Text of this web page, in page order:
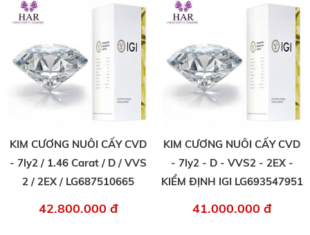
KIM CƯƠNG NUÔI CẤY CVD
- 7ly2 / 1.46 Carat / D / VVS
2 / 2EX / LG687510665
42.800.000 đ
KIM CƯƠNG NUÔI CẤY CVD
- 7ly2 - D - VVS2 - 2EX -
KIỂM ĐỊNH IGI LG693547951
41.000.000 đ